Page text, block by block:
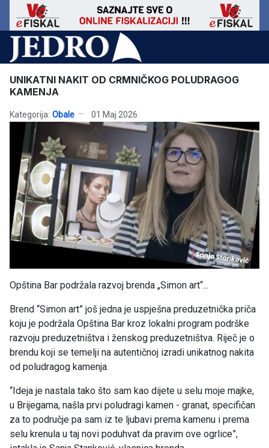
UNIKATNI NAKIT OD CRMNIČKOG POLUDRAGOG
KAMENJA
Kategorija: Obale 01 Maj 2026
Opština Bar podržala razvoj brenda „Simon art“...
Brend “Simon art” još jedna je uspješna preduzetnička priča
koju je podržala Opština Bar kroz lokalni program podrške
razvoju preduzetništva i ženskog preduzetništva. Riječ je o
brendu koji se temelji na autentičnoj izradi unikatnog nakita
od poludragog kamenja.
“Ideja je nastala tako što sam kao dijete u selu moje majke,
u Brijegama, našla prvi poludragi kamen - granat, specifičan
za to područje pa sam iz te ljubavi prema kamenu i prema
selu krenula u taj novi poduhvat da pravim ove ogrlice”,